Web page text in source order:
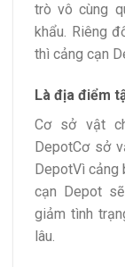
trò vô cùng
khẩu. Riêng
thì cảng cạn
Là địa điểm
Cơ sở vật
DepotCơ sở
DepotVì cảng
cạn Depot
giảm tình
lâu.